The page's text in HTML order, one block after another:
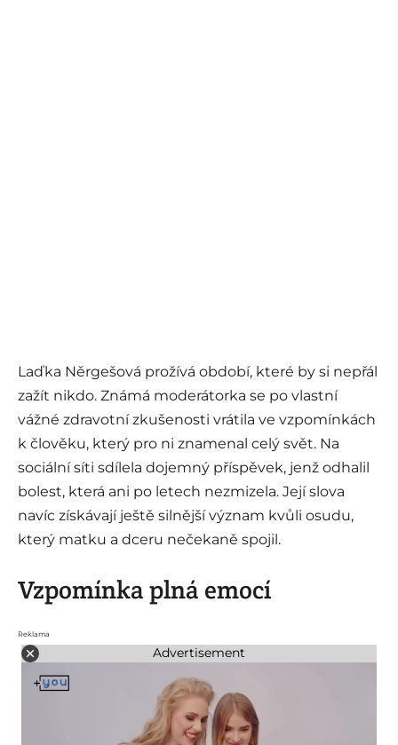
Laďka Něrgešová prožívá období, které by si nepřál
zažít nikdo. Známá moderátorka se po vlastní
vážné zdravotní zkušenosti vrátila ve vzpomínkách
k člověku, který pro ni znamenal celý svět. Na
sociální síti sdílela dojemný příspěvek, jenž odhalil
bolest, která ani po letech nezmizela. Její slova
navíc získávají ještě silnější význam kvůli osudu,
který matku a dceru nečekaně spojil.
Vzpomínka plná emocí
Reklama
Advertisement